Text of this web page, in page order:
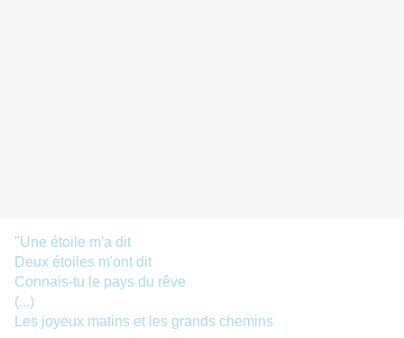
"Une étoile m'a dit
Deux étoiles m'ont dit
Connais-tu le pays du rêve
(...)
Les joyeux matins et les grands chemins